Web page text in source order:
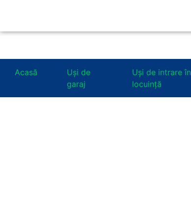
Acasă
Uşi de
garaj
Uşi de intrare în
locuinţă
HÖRMANN STORAGE SYSTEMS